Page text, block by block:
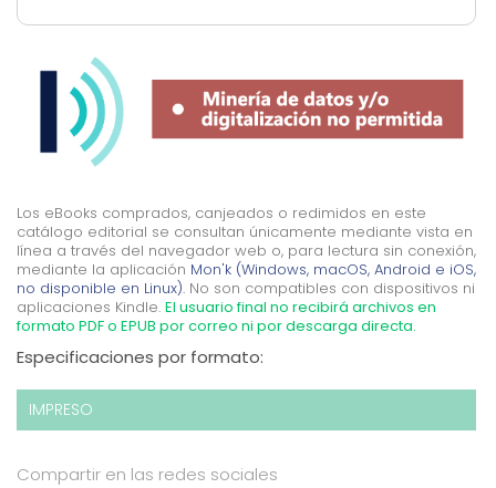
Los eBooks comprados, canjeados o redimidos en este
catálogo editorial se consultan únicamente mediante vista en
línea a través del navegador web o, para lectura sin conexión,
mediante la aplicación Mon'k (Windows, macOS, Android e iOS,
no disponible en Linux). No son compatibles con dispositivos ni
aplicaciones Kindle. El usuario final no recibirá archivos en
formato PDF o EPUB por correo ni por descarga directa.
Especificaciones por formato:
IMPRESO
Compartir en las redes sociales